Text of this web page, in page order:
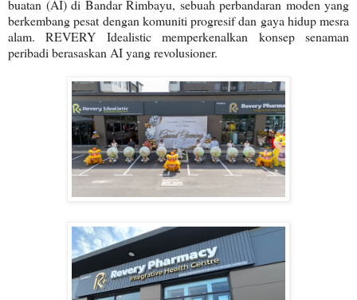
buatan (AI) di Bandar Rimbayu, sebuah perbandaran moden yang
berkembang pesat dengan komuniti progresif dan gaya hidup mesra
alam. REVERY Idealistic memperkenalkan konsep senaman
peribadi berasaskan AI yang revolusioner.